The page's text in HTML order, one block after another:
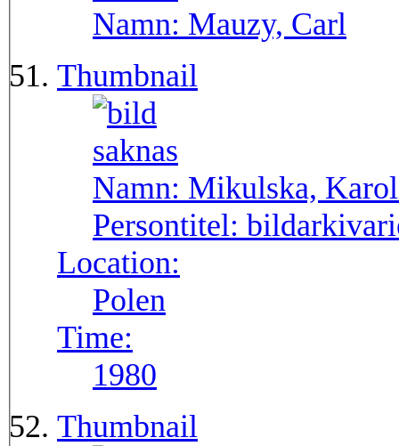
Namn: Mauzy, Carl
Thumbnail
Namn: Mikulska,
Persontitel:
Location:
Polen
Time:
1980
Thumbnail